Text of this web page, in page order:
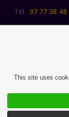
Tél : 07 77 38 48
DES FEMMES
This site uses